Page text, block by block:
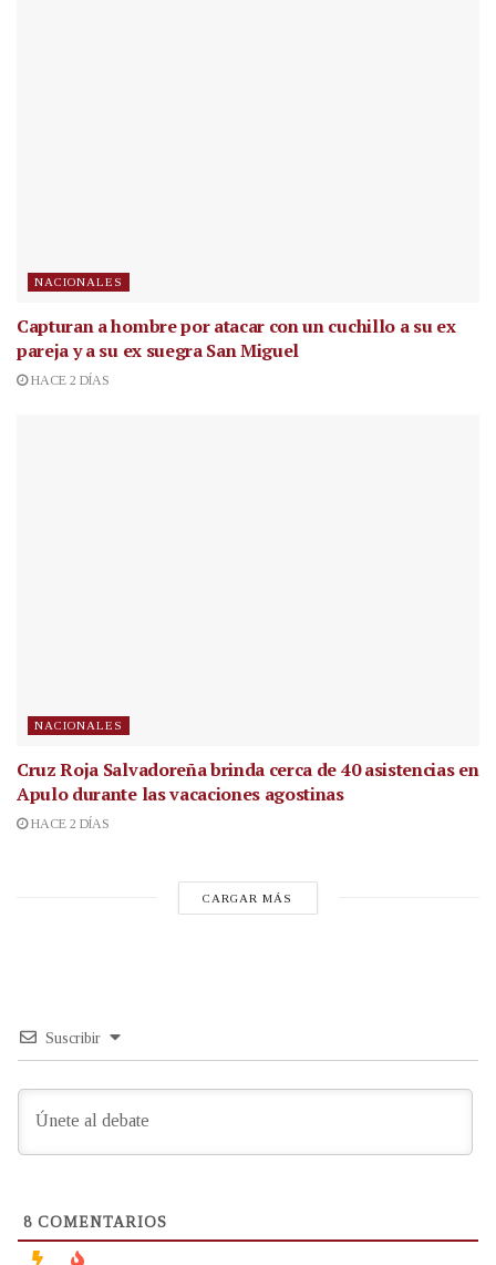
NACIONALES
Capturan a hombre por atacar con un cuchillo a su ex
pareja y a su ex suegra San Miguel
HACE 2 DÍAS
NACIONALES
Cruz Roja Salvadoreña brinda cerca de 40 asistencias en
Apulo durante las vacaciones agostinas
HACE 2 DÍAS
CARGAR MÁS
Suscribir
8 COMENTARIOS